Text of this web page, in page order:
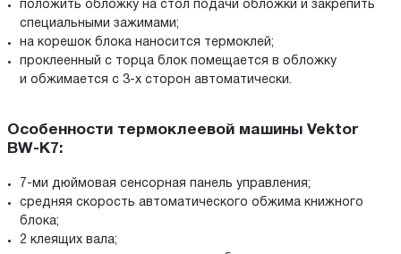
положить обложку на стол подачи обложки и закрепить
специальными зажимами;
на корешок блока наносится термоклей;
проклеенный с торца блок помещается в обложку
и обжимается с 3-х сторон автоматически.
Особенности термоклеевой машины Vektor
BW-K7:
7-ми дюймовая сенсорная панель управления;
средняя скорость автоматического обжима книжного
блока;
2 клеящих вала;